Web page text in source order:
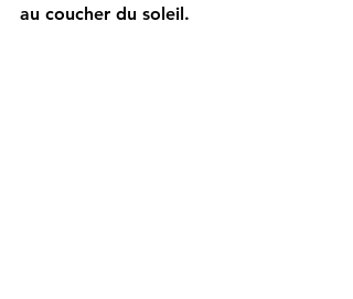
au coucher du soleil.